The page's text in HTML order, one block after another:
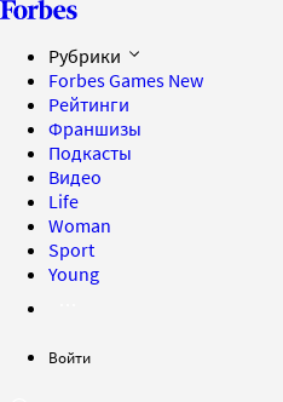
Рубрики
Forbes Games New
Рейтинги
Франшизы
Подкасты
Видео
Life
Woman
Sport
Young
Войти